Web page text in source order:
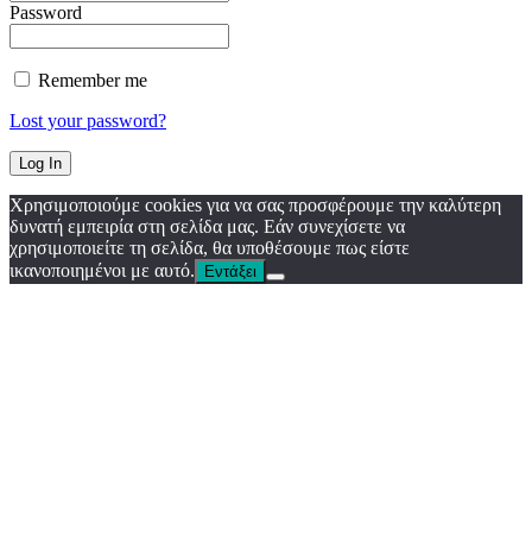
Password
Remember me
Lost your password?
Χρησιμοποιούμε cookies για να σας προσφέρουμε την καλύτερη
δυνατή εμπειρία στη σελίδα μας. Εάν συνεχίσετε να
χρησιμοποιείτε τη σελίδα, θα υποθέσουμε πως είστε
ικανοποιημένοι με αυτό.
Εντάξει